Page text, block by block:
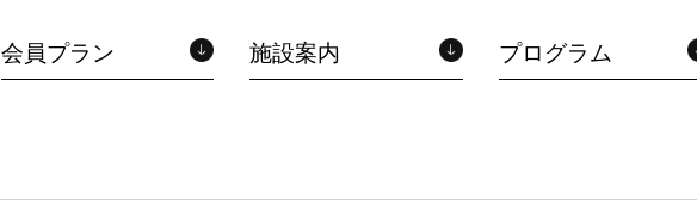
会員プラン 施設案内 プログラム